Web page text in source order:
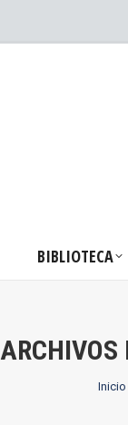
BIBLIOTECA
ARCHIVOS
Inicio